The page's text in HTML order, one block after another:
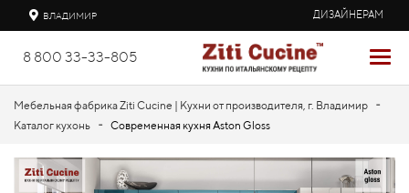
ВЛАДИМИР ДИЗАЙНЕРАМ
8 800 33-33-805
Мебельная фабрика Ziti Cucine | Кухни от производителя, г. Владимир -
Каталог кухонь - Современная кухня Aston Gloss